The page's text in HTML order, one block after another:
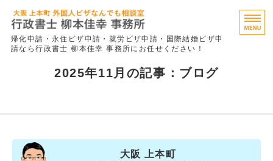
行政書士 柳
帰化申請・永住ビザ申請・就労ビザ申請・国際結婚ビザ申
請なら行政書士 柳本佳幸 事務所にお任せください！
事務所概要
2025年11月の記事：ブログ
大阪 上本町